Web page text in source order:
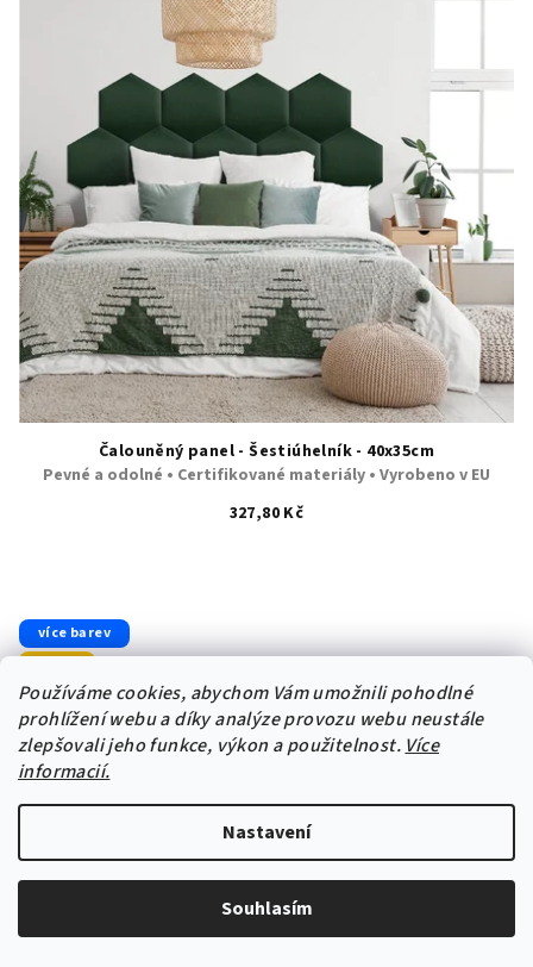
Používáme cookies, abychom Vám umožnili pohodlné
prohlížení webu a díky analýze provozu webu neustále
zlepšovali jeho funkce, výkon a použitelnost. Více
informacií.
Nastavení
Souhlasím
Čalouněný panel - Šestiúhelník - 40x35cm
Pevné a odolné • Certifikované materiály • Vyrobeno v EU
327,80 Kč
5,0
5
hvězdiček.
více barev